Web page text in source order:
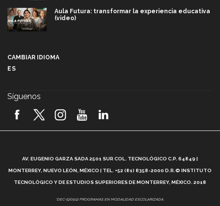
Aula Futura: transformar la experiencia educativa
(video)
2026! (video)
¿Cómo es el Modelo Educativo Tec? (video)
Vida Tec: Feminismo e Inteligencia Artificial, Paola
CAMBIAR IDIOMA
ES
Síguenos
AV. EUGENIO GARZA SADA 2501 SUR COL. TECNOLÓGICO C.P. 64849 |
MONTERREY, NUEVO LEÓN, MÉXICO | TEL. +52 (81) 8358-2000 D.R.© INSTITUTO
TECNOLÓGICO Y DE ESTUDIOS SUPERIORES DE MONTERREY, MÉXICO. 2018
*DEC-520912 PROGRAMAS EN MODALIDAD ESCOLARIZADA.